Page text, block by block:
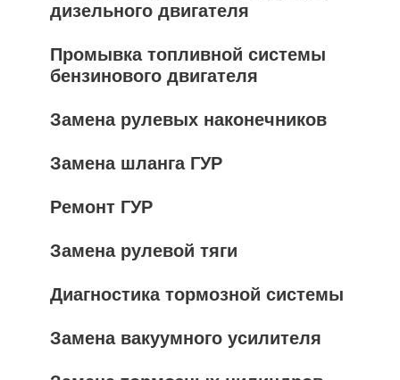
дизельного двигателя
Промывка топливной системы
бензинового двигателя
Замена рулевых наконечников
Замена шланга ГУР
Ремонт ГУР
Замена рулевой тяги
Диагностика тормозной системы
Замена вакуумного усилителя